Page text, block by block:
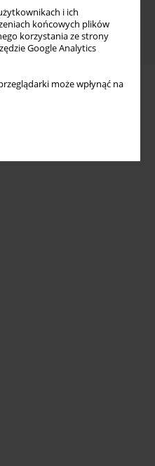
i ich
końcowych plików
korzystania ze strony
Google Analytics
może wpłynąć na
Indeks dziedzin
Indeks autorów